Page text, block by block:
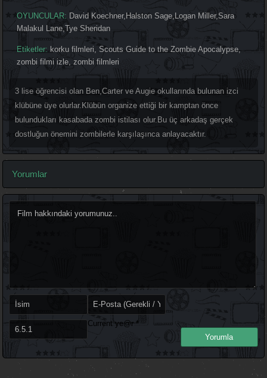
OYUNCULAR: David Koechner, Halston Sage, Logan Miller,Sara
Malakul Lane,Tye Sheridan
Etiketler: korku filmleri, Scouts Guide to the Zombie Apocalypse,
zombi filmi izle, zombi filmleri
3 lise öğrencisi olan Ben,Carter ve Augie okullarında bulunan izci
klübüne üye olurlar.Klübün organize ettiği bir kamptan önce
bulundukları kasabada zombi istilası olur.Bu üç arkadaş gerçek
dostluğun önemini zombilerle karşılaşınca anlayacaktır.
Yorumlar
Current ye@r *